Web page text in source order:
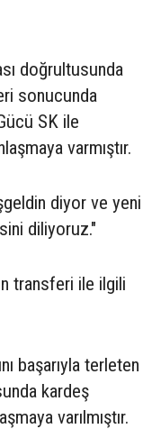
doğrultusunda
sonucunda
SK ile
varmıştır.
diyor ve yeni
diliyoruz."
transferi ile ilgili
başarıyla terleten
kardeş
varılmıştır.